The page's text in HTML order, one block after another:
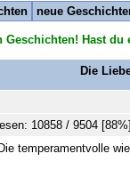
neue
Geschichten! Hast
Die
10858 / 9504 [88%]
temperamentvolle